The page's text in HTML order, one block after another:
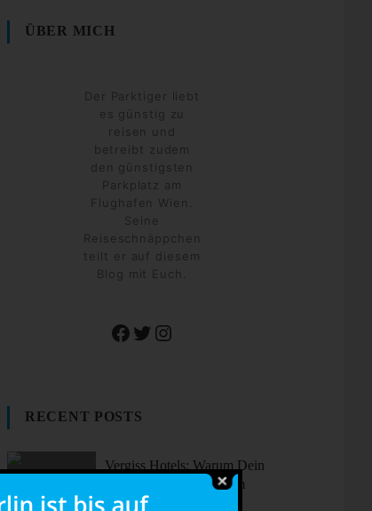
ÜBER MICH
Der Parktiger liebt
es günstig zu
reisen und
betreibt zudem
den günstigsten
Parkplatz am
Flughafen Wien.
Seine
Reiseschnäppchen
teilt er auf diesem
Blog mit Euch.
Facebook
TwitterInstagram
RECENT POSTS
Vergiss Hotels: Warum Dein
nächster Urlaub in einem
dieser coolen Airbnbs